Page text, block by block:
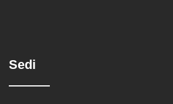
Sedi